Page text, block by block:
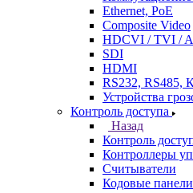
Ethernet, PoE
Composite Video
HDCVI / TVI /
SDI
HDMI
RS232, RS485,
Устройства
Контроль доступа
Назад
Контроль
Контроллеры
Считыватели
Кодовые панели